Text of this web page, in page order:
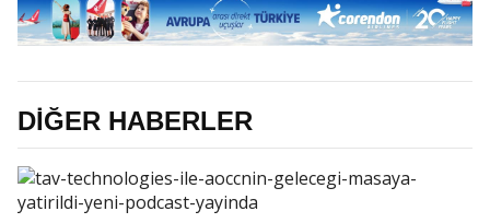
DİĞER HABERLER